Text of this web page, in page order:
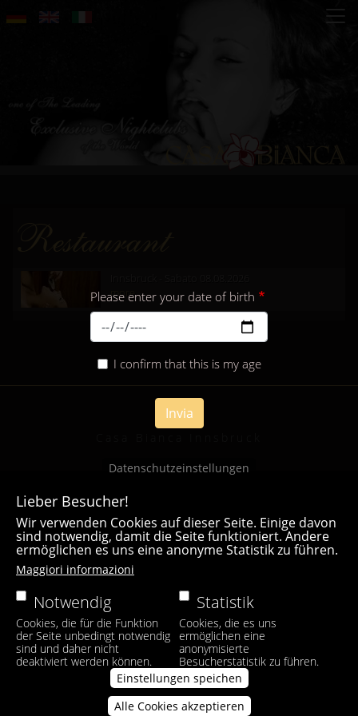
Please enter your date of birth
I confirm that this is my age
Invia
more...
Datenschutzeinstellungen
Lieber Besucher!
Wir verwenden Cookies auf dieser Seite. Einige davon
sind notwendig, damit die Seite funktioniert. Andere
ermöglichen es uns eine anonyme Statistik zu führen.
Maggiori informazioni
Notwendig
Cookies, die für die Funktion
der Seite unbedingt notwendig
sind und daher nicht
deaktiviert werden können.
Statistik
Cookies, die es uns
ermöglichen eine
anonymisierte
Besucherstatistik zu führen.
Einstellungen speichen
Alle Cookies akzeptieren